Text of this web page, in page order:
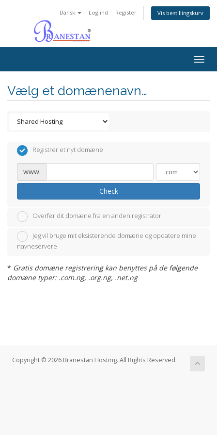
Dansk Log ind Register Vis bestillingskurv
Vælg et domænenavn…
Registrer et nyt domæne
www.
Check
Overfør dit domæne fra en anden registrator
Jeg vil bruge mit eksisterende domæne og opdatere mine
navneservere
* Gratis domæne registrering kan benyttes på de følgende
domæne typer: .com.ng, .org.ng, .net.ng
Copyright © 2026 Branestan Hosting. All Rights Reserved.